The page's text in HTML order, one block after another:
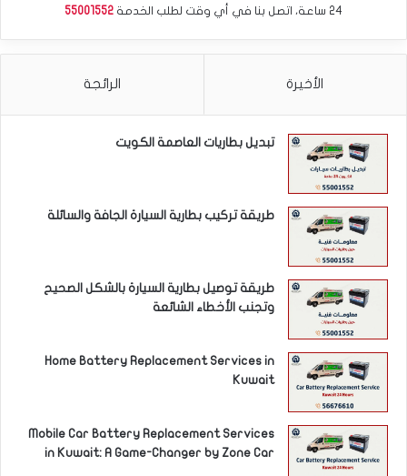
24 ساعة، اتصل بنا في أي وقت لطلب الخدمة
55001552
الأخيرة الرائجة
تبديل بطاريات العاصمة الكويت
طريقة تركيب بطارية السيارة الجافة والسائلة
طريقة توصيل بطارية السيارة بالشكل الصحيح
وتجنب الأخطاء الشائعة
Home Battery Replacement Services in
Kuwait
Mobile Car Battery Replacement Services
in Kuwait: A Game-Changer by Zone Car